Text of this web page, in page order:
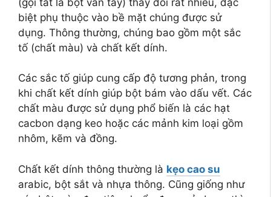
biệt phụ thuộc vào bề mặt chúng được sử
dụng. Thông thường, chúng bao gồm một sắc
tố (chất màu) và chất kết dính.
Các sắc tố giúp cung cấp độ tương phản, trong
khi chất kết dính giúp bột bám vào dấu vết. Các
chất màu được sử dụng phổ biến là các hạt
cacbon dạng keo hoặc các mảnh kim loại gồm
nhôm, kẽm và đồng.
Chất kết dính thông thường là kẹo cao su
arabic, bột sắt và nhựa thông. Cũng giống như